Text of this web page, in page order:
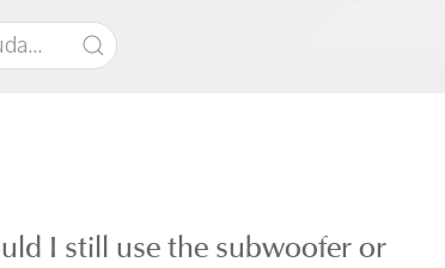
I still use the subwoofer or